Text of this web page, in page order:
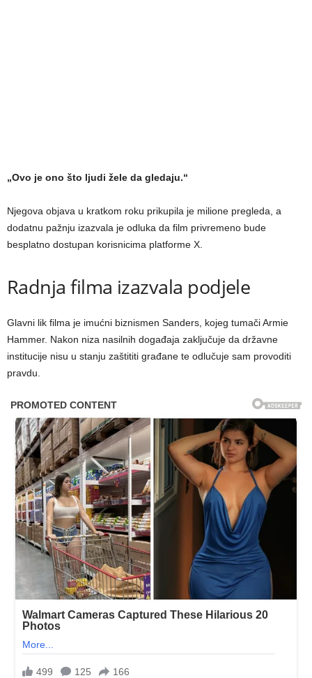
„Ovo je ono što ljudi žele da gledaju.“
Njegova objava u kratkom roku prikupila je milione pregleda, a
dodatnu pažnju izazvala je odluka da film privremeno bude
besplatno dostupan korisnicima platforme X.
Radnja filma izazvala podjele
Glavni lik filma je imućni biznismen Sanders, kojeg tumači Armie
Hammer. Nakon niza nasilnih događaja zaključuje da državne
institucije nisu u stanju zaštititi građane te odlučuje sam provoditi
pravdu.